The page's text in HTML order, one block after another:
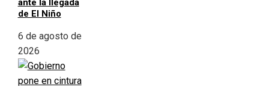
ante la llegada
de El Niño
6 de agosto de
2026